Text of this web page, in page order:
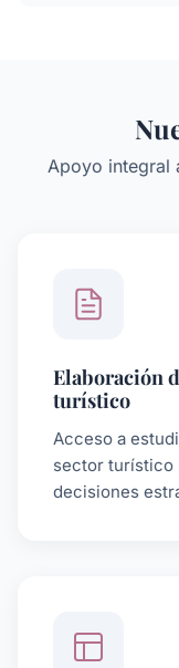
Apoyo integral
Elaboración
turístico
Acceso a
sector turístico
decisiones